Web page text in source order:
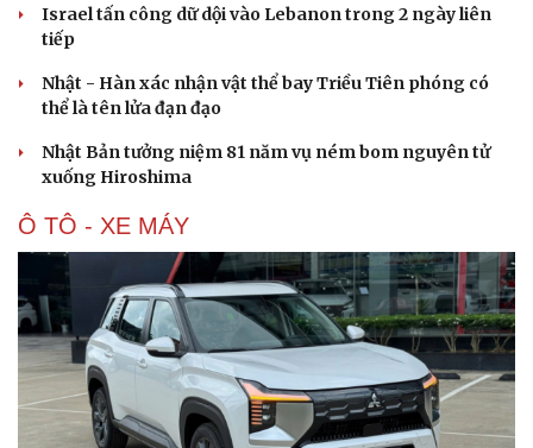
Israel tấn công dữ dội vào Lebanon trong 2 ngày liên
tiếp
Nhật - Hàn xác nhận vật thể bay Triều Tiên phóng có
thể là tên lửa đạn đạo
Nhật Bản tưởng niệm 81 năm vụ ném bom nguyên tử
xuống Hiroshima
Ô TÔ - XE MÁY